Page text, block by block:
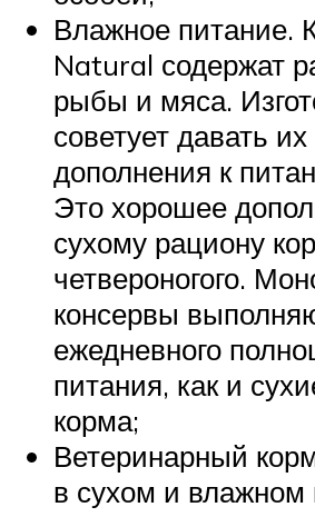
Влажное питание.
Natural содержат
рыбы и мяса.
советует давать
дополнения к
Это хорошее
сухому рациону
четвероногого.
консервы
ежедневного
питания, как и
корма;
Ветеринарный
в сухом и